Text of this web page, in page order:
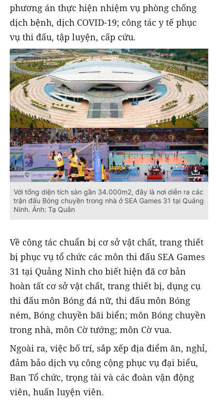
phương án thực hiện nhiệm vụ phòng chống
dịch bệnh, dịch COVID-19; công tác y tế phục
vụ thi đấu, tập luyện, cấp cứu.
Với tổng diện tích sàn gần 34.000m2, đây là nơi diễn ra các
trận đấu Bóng chuyền trong nhà ở SEA Games 31 tại Quảng
Ninh. Ảnh: Tạ Quân
Về công tác chuẩn bị cơ sở vật chất, trang thiết
bị phục vụ tổ chức các môn thi đấu SEA Games
31 tại Quảng Ninh cho biết hiện đã cơ bản
hoàn tất cơ sở vật chất, trang thiết bị, dụng cụ
thi đấu môn Bóng đá nữ, thi đấu môn Bóng
ném, Bóng chuyền bãi biển; môn Bóng chuyền
trong nhà, môn Cờ tướng; môn Cờ vua.
Ngoài ra, việc bố trí, sắp xếp địa điểm ăn, nghỉ,
đảm bảo dịch vụ công cộng phục vụ đại biểu,
Ban Tổ chức, trọng tài và các đoàn vận động
viên, huấn luyện viên.